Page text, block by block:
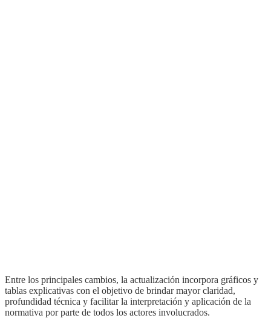
Entre los principales cambios, la actualización incorpora gráficos y
tablas explicativas con el objetivo de brindar mayor claridad,
profundidad técnica y facilitar la interpretación y aplicación de la
normativa por parte de todos los actores involucrados.